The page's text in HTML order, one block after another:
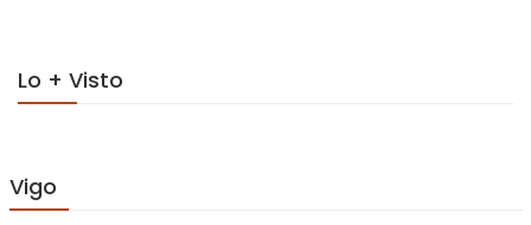
Lo + Visto
Vigo